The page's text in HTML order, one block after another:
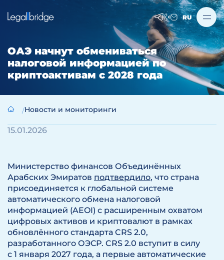
RU
ОАЭ начнут обмениваться
налоговой информацией по
криптоактивам с 2028 года
Новости и мониторинги
15.01.2026
Министерство финансов Объединённых
Арабских Эмиратов подтвердило, что страна
присоединяется к глобальной системе
автоматического обмена налоговой
информацией (AEOI) с расширенным охватом
цифровых активов и криптовалют в рамках
обновлённого стандарта CRS 2.0,
разработанного ОЭСР. CRS 2.0 вступит в силу
с 1 января 2027 года, а первые автоматические